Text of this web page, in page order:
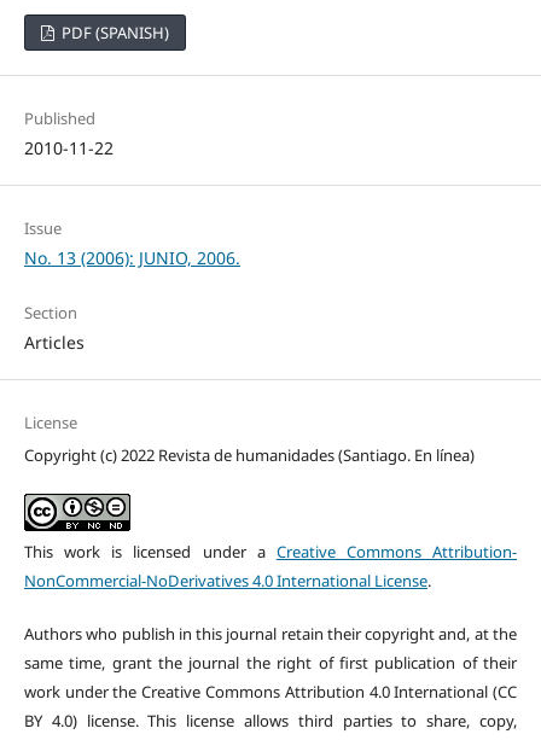
PDF (SPANISH)
Published
2010-11-22
Issue
No. 13 (2006): JUNIO, 2006.
Section
Articles
License
Copyright (c) 2022 Revista de humanidades (Santiago. En línea)
This work is licensed under a Creative Commons Attribution-
NonCommercial-NoDerivatives 4.0 International License.
Authors who publish in this journal retain their copyright and, at the
same time, grant the journal the right of first publication of their
work under the Creative Commons Attribution 4.0 International (CC
BY 4.0) license. This license allows third parties to share, copy,